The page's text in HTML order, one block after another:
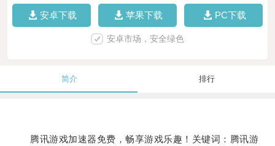
安卓下载 苹果下载 PC下载
安卓市场，安全绿色
简介 排行
腾讯游戏加速器免费，畅享游戏乐趣！关键词：腾讯游